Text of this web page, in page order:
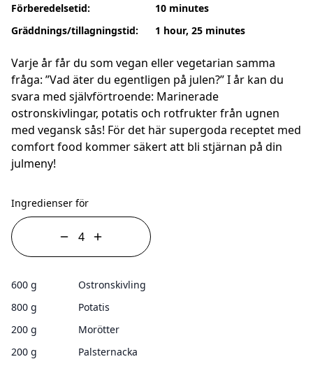
Förberedelsetid:
Gräddnings/tillagningstid:
10 minutes
1 hour, 25 minutes
Varje år får du som vegan eller vegetarian samma
fråga: ”Vad äter du egentligen på julen?” I år kan du
svara med självförtroende: Marinerade
ostronskivlingar, potatis och rotfrukter från ugnen
med vegansk sås! För det här supergoda receptet med
comfort food kommer säkert att bli stjärnan på din
julmeny!
Ingredienser för
600 g
Ostronskivling
800 g
Potatis
200 g
Morötter
200 g
Palsternacka